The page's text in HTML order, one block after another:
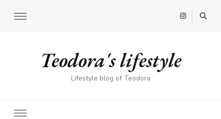
Teodora's lifestyle
Lifestyle blog of Teodora